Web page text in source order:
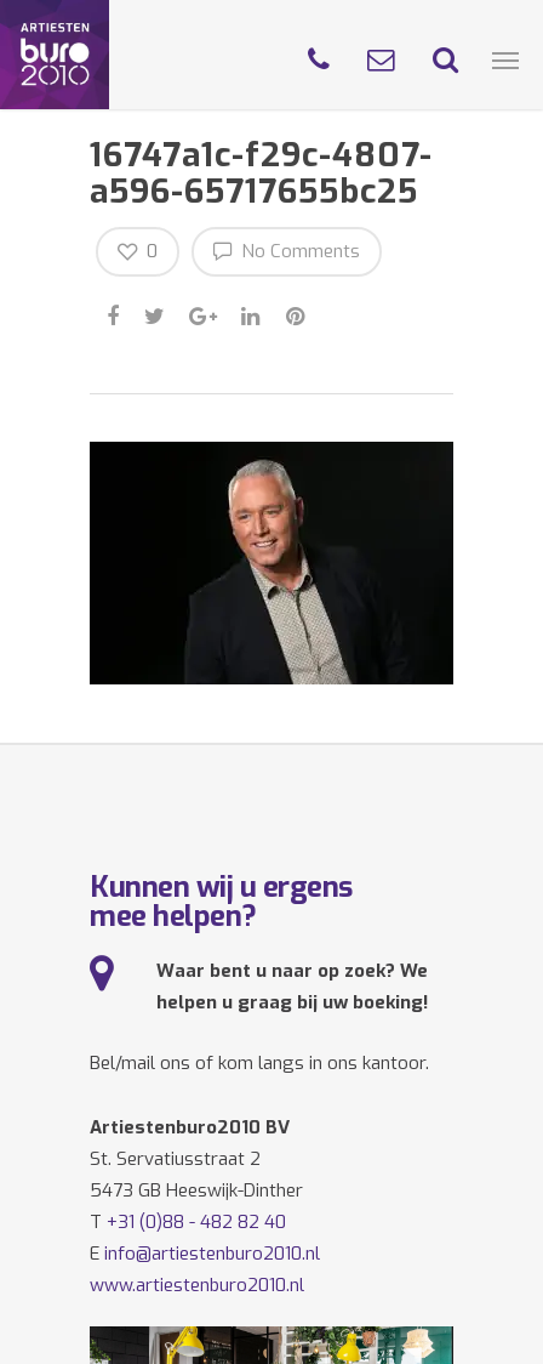
16747a1c-f29c-4807-
a596-65717655bc25
No Comments
0
Kunnen wij u ergens
mee helpen?
Waar bent u naar op zoek? We
helpen u graag bij uw boeking!
Bel/mail ons of kom langs in ons kantoor.
Artiestenburo2010 BV
St. Servatiusstraat 2
5473 GB Heeswijk-Dinther
T +31 (0)88 - 482 82 40
E info@artiestenburo2010.nl
www.artiestenburo2010.nl
Volg ons ook opFacebookenTwitter